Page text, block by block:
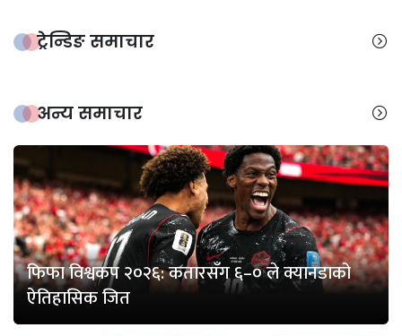
ट्रेन्डिङ समाचार
अन्य समाचार
फिफा विश्वकप २०२६: कतारसँग ६–० ले क्यानडाको
ऐतिहासिक जित